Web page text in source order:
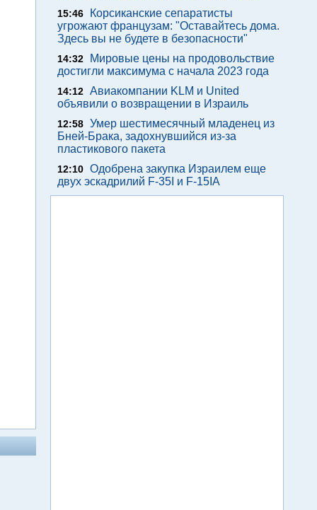
15:46
Корсиканские сепаратисты
угрожают французам: "Оставайтесь дома.
Здесь вы не будете в безопасности"
14:32
Мировые цены на продовольствие
достигли максимума с начала 2023 года
14:12 Авиакомпании KLM и United
объявили о возвращении в Израиль
12:58 Умер шестимесячный младенец из
Бней-Брака, задохнувшийся из-за
пластикового пакета
12:10 Одобрена закупка Израилем еще
двух эскадрилий F-35I и F-15IA